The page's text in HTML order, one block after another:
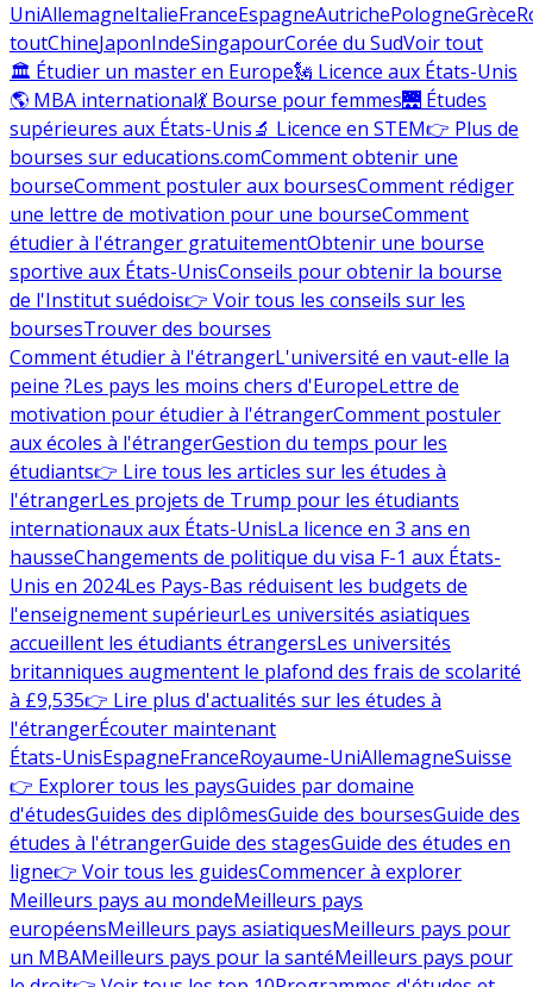
UniAllemagneItalieFranceEspagneAutrichePologneGrèce
toutChineJaponIndeSingapourCorée du SudVoir tout
🏛 Étudier un master en Europe🗽 Licence aux États-Unis
🌎 MBA international💃 Bourse pour femmes🌉 Études
supérieures aux États-Unis🔬 Licence en STEM👉 Plus de
bourses sur educations.comComment obtenir une
bourseComment postuler aux boursesComment rédiger
une lettre de motivation pour une bourseComment
étudier à l'étranger gratuitementObtenir une bourse
sportive aux États-UnisConseils pour obtenir la bourse
de l'Institut suédois👉 Voir tous les conseils sur les
boursesTrouver des bourses
Comment étudier à l'étrangerL'université en vaut-elle la
peine ?Les pays les moins chers d'EuropeLettre de
motivation pour étudier à l'étrangerComment postuler
aux écoles à l'étrangerGestion du temps pour les
étudiants👉 Lire tous les articles sur les études à
l'étrangerLes projets de Trump pour les étudiants
internationaux aux États-UnisLa licence en 3 ans en
hausseChangements de politique du visa F-1 aux États-
Unis en 2024Les Pays-Bas réduisent les budgets de
l'enseignement supérieurLes universités asiatiques
accueillent les étudiants étrangersLes universités
britanniques augmentent le plafond des frais de scolarité
à £9,535👉 Lire plus d'actualités sur les études à
l'étrangerÉcouter maintenant
États-UnisEspagneFranceRoyaume-UniAllemagneSuisse
👉 Explorer tous les paysGuides par domaine
d'étudesGuides des diplômesGuide des boursesGuide des
études à l'étrangerGuide des stagesGuide des études en
ligne👉 Voir tous les guidesCommencer à explorer
Meilleurs pays au mondeMeilleurs pays
européensMeilleurs pays asiatiquesMeilleurs pays pour
un MBAMeilleurs pays pour la santéMeilleurs pays pour